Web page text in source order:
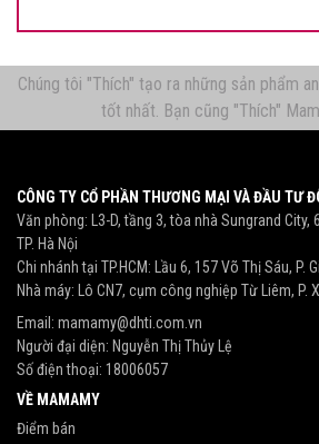
Chúng tôi "Thích" tạo ra những sản phẩm
tốt nhất. Bạn cũng "Thích"
CÔNG TY CỔ PHẦN THƯƠNG MẠI VÀ ĐẦU TƯ
Văn phòng: L3-D, tầng 3, tòa nhà Sungrand City,
TP. Hà Nội
Chi nhánh tại TP.HCM: Lầu 6, 157 Võ Thị Sáu, P.
Nhà máy: Lô CN7, cụm công nghiệp Từ Liêm, P.
Email: mamamy@dhti.com.vn
Người đại diện: Nguyễn Thị Thủy Lệ
Số điện thoại: 18006057
VỀ MAMAMY
Điểm bán